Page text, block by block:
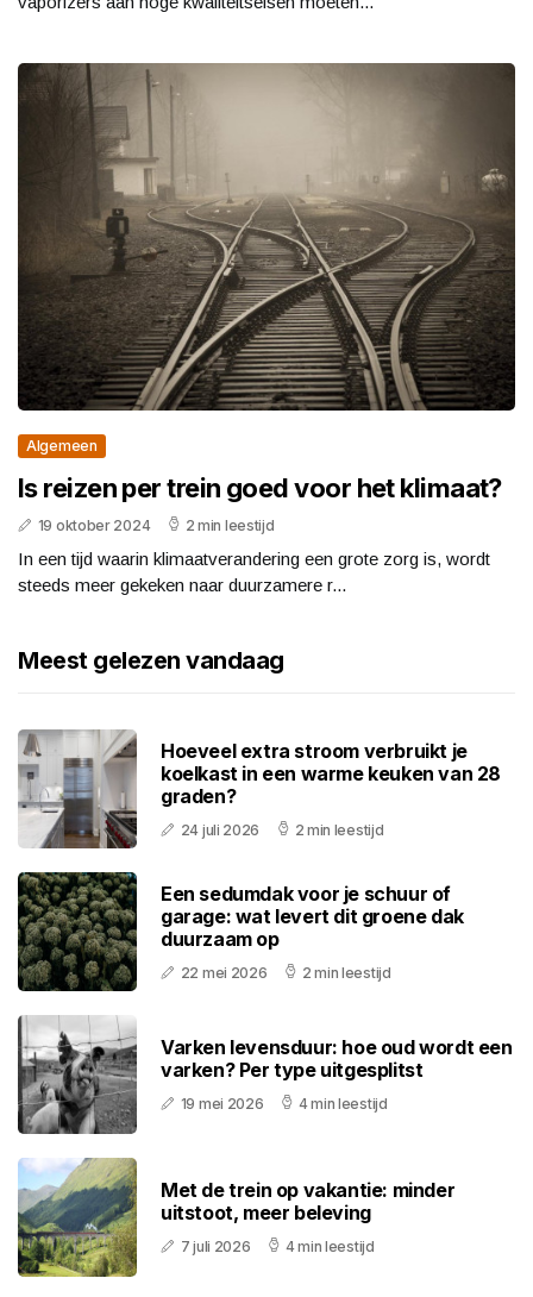
Algemeen
Is reizen per trein goed voor het klimaat?
19 oktober 2024 2 min leestijd
In een tijd waarin klimaatverandering een grote zorg is, wordt
steeds meer gekeken naar duurzamere r...
Meest gelezen vandaag
Hoeveel extra stroom verbruikt je
koelkast in een warme keuken van 28
graden?
24 juli 2026 2 min leestijd
Een sedumdak voor je schuur of
garage: wat levert dit groene dak
duurzaam op
22 mei 2026 2 min leestijd
Varken levensduur: hoe oud wordt een
varken? Per type uitgesplitst
19 mei 2026 4 min leestijd
Met de trein op vakantie: minder
uitstoot, meer beleving
7 juli 2026 4 min leestijd